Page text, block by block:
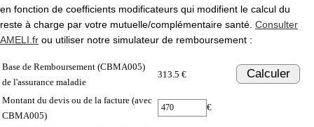
en fonction de coefficients modificateurs qui modifient le calcul du
reste à charge par votre mutuelle/complémentaire santé. Consulter
AMELI.fr ou utiliser notre simulateur de remboursement :
Base de Remboursement (CBMA005)
de l'assurance maladie
313.5 € Calculer
Montant du devis ou de la facture (avec
CBMA005)
€